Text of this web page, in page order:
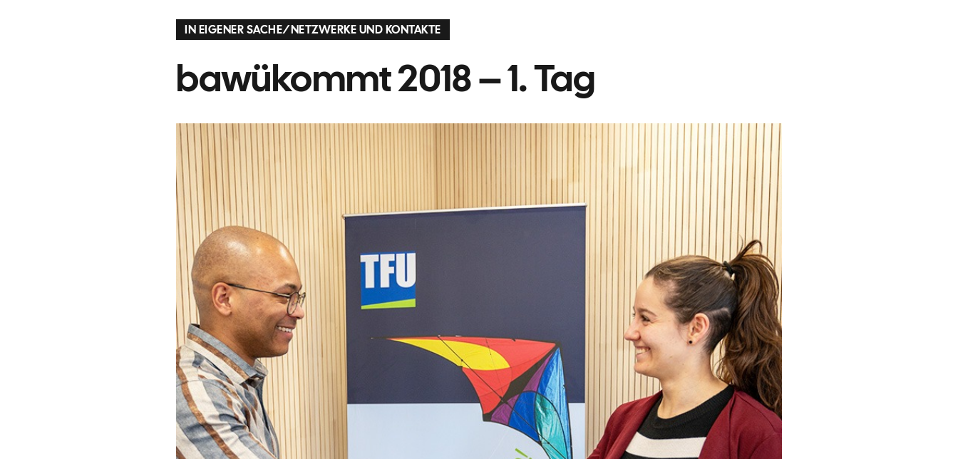
IN EIGENER SACHE/NETZWERKE UND KONTAKTE
bawükommt 2018 – 1. Tag